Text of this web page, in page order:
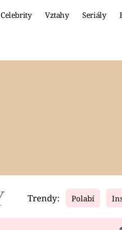
Celebrity Vztahy Seriály
Video
Trendy: Polabí